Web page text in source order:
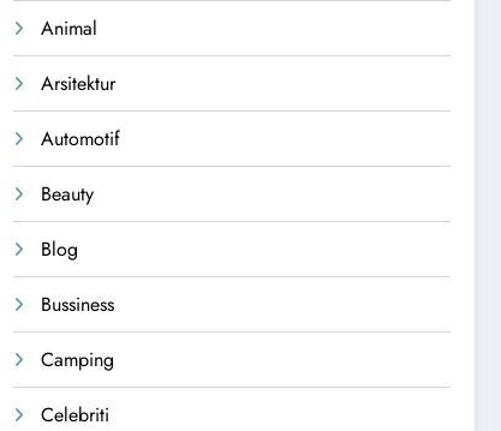
Animal
Arsitektur
Automotif
Beauty
Blog
Bussiness
Camping
Celebriti